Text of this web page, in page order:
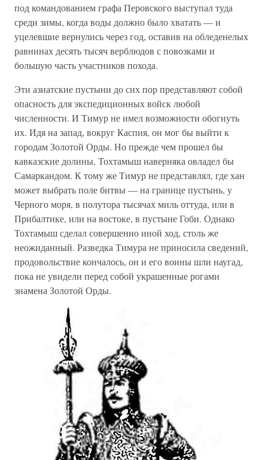
под командованием графа Перовского выступал туда
среди зимы, когда воды должно было хватать — и
уцелевшие вернулись через год, оставив на обледенелых
равнинах десять тысяч верблюдов с повозками и
большую часть участников похода.
Эти азиатские пустыни до сих пор представляют собой
опасность для экспедиционных войск любой
численности. И Тимур не имел возможности обогнуть
их. Идя на запад, вокруг Каспия, он мог бы выйти к
городам Золотой Орды. Но прежде чем прошел бы
кавказские долины, Тохтамыш наверняка овладел бы
Самаркандом. К тому же Тимур не представлял, где хан
может выбрать поле битвы — на границе пустынь, у
Черного моря, в полутора тысячах миль оттуда, или в
Прибалтике, или на востоке, в пустыне Гоби. Однако
Тохтамыш сделал совершенно иной ход, столь же
неожиданный. Разведка Тимура не приносила сведений,
продовольствие кончалось, он и его воины шли наугад,
пока не увидели перед собой украшенные рогами
знамена Золотой Орды.